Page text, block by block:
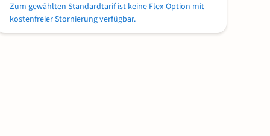
Zum gewählten Standardtarif ist keine Flex-Option mit
kostenfreier Stornierung verfügbar.